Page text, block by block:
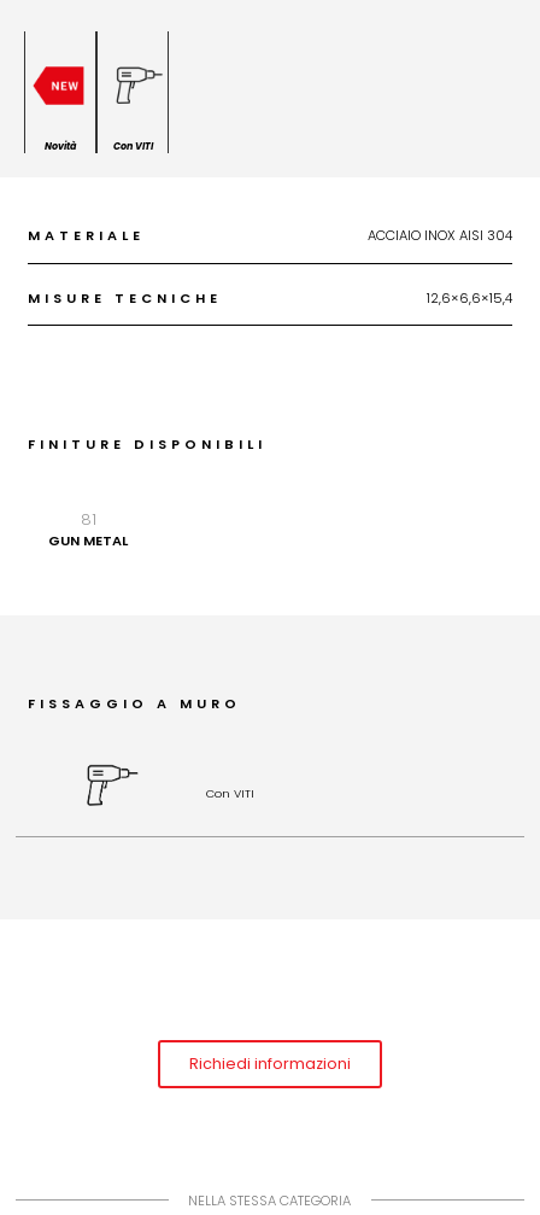
Novità Con VITI
MATERIALE ACCIAIO INOX AISI 304
MISURE TECNICHE 12,6×6,6×15,4
FINITURE DISPONIBILI
81
GUN METAL
FISSAGGIO A MURO
Con VITI
Richiedi informazioni
NELLA STESSA CATEGORIA